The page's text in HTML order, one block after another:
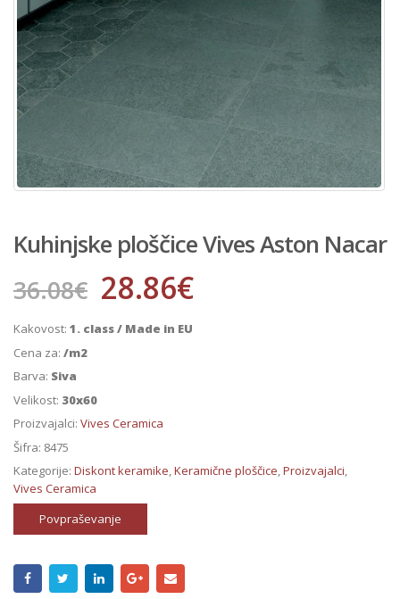
Kuhinjske ploščice Vives Aston Nacar
36.08€ 28.86€
Kakovost: 1. class / Made in EU
Cena za: /m2
Barva: Siva
Velikost: 30x60
Proizvajalci: Vives Ceramica
Šifra: 8475
Kategorije: Diskont keramike,Keramične ploščice,Proizvajalci,
Vives Ceramica
Povpraševanje